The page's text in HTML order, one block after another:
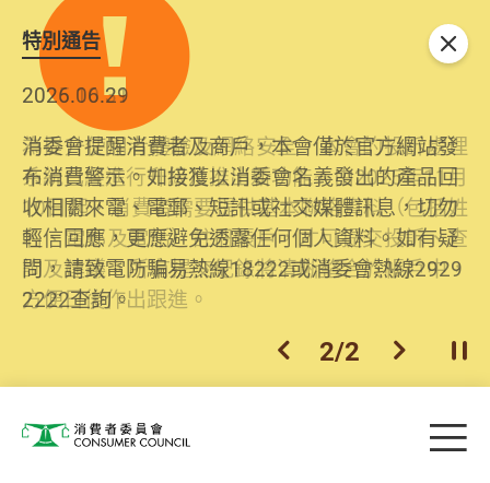
特別通告
2026.06.29
消委會提醒消費者及商戶，本會僅於官方網站發
布消費警示。如接獲以消委會名義發出的產品回
收相關來電、電郵、短訊或社交媒體訊息，切勿
輕信回應，更應避免透露任何個人資料。如有疑
問，請致電防騙易熱線18222或消委會熱線2929
2222查詢。
2025.10.31
為提升使用者體驗及網絡安全，本會的投訴處理
系統已經進行升級及推出新功能。由2025年11月
10日起，消費者需要提供基本聯絡資料（包括姓
名、電郵及電話）註冊帳戶，才可提交投訴、查
詢及建議。所有提交紀錄將清晰整合於帳戶中，
方便日後作出跟進。
上一個
2/2 下一個開
關閉
消費者委員會 目